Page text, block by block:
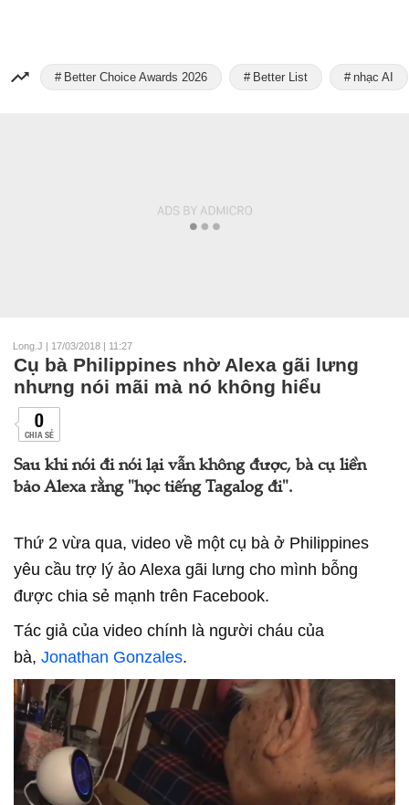
Better Choice Awards 2026 Better List nhạc AI
Long.J | 17/03/2018 | 11:27
Cụ bà Philippines nhờ Alexa gãi lưng
nhưng nói mãi mà nó không hiểu
0
CHIA SẺ
Sau khi nói đi nói lại vẫn không được, bà cụ liền
bảo Alexa rằng "học tiếng Tagalog đi".
Thứ 2 vừa qua, video về một cụ bà ở Philippines
yêu cầu trợ lý ảo Alexa gãi lưng cho mình bỗng
được chia sẻ mạnh trên Facebook.
Tác giả của video chính là người cháu của
bà, Jonathan Gonzales.